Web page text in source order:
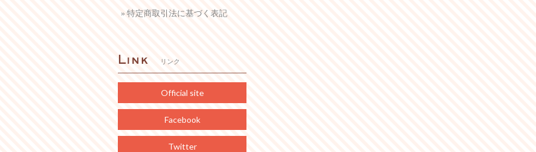
特定商取引法に基づく表記
リンク
Official site
Facebook
Twitter